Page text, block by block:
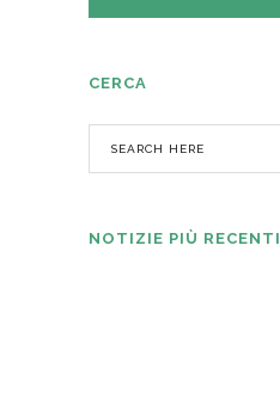
CERCA
NOTIZIE PIÙ RECENTI